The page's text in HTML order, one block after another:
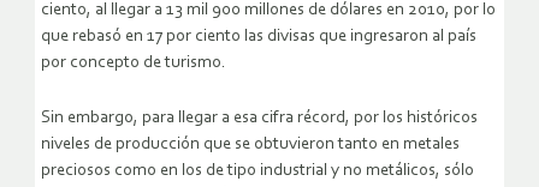
ciento, al llegar a 13 mil 900 millones de dólares en 2010, por lo
que rebasó en 17 por ciento las divisas que ingresaron al país
por concepto de turismo.
Sin embargo, para llegar a esa cifra récord, por los históricos
niveles de producción que se obtuvieron tanto en metales
preciosos como en los de tipo industrial y no metálicos, sólo